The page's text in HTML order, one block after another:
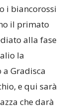
i biancorossi
il primato
alla fase
la
a Gradisca
e qui sarà
che darà